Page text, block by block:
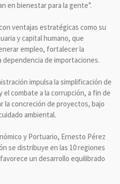
en bienestar para la gente”.
ventajas estratégicas como su
y capital humano, que
empleo, fortalecer la
de importaciones.
impulsa la simplificación de
combate a la corrupción, a fin de
la concreción de proyectos, bajo
ambiental.
y Portuario, Ernesto Pérez
se distribuye en las 10 regiones
un desarrollo equilibrado